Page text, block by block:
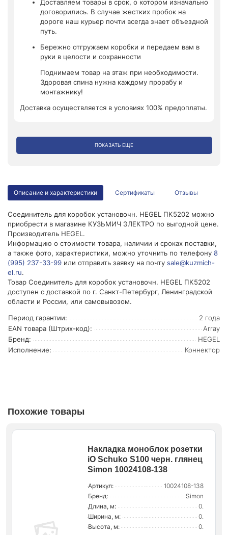
Доставляем товары в срок, о котором изначально
договорились. В случае жестких пробок на
дороге наш курьер почти всегда знает объездной
путь.
Бережно отгружаем коробки и передаем вам в
руки в целости и сохранности
Поднимаем товар на этаж при необходимости.
Здоровая спина нужна каждому прорабу и
монтажнику!
Доставка осуществляется в условиях 100% предоплаты.
ПОКАЗАТЬ ЕЩЕ
Описание и характеристики Сертификаты Отзывы
Соединитель для коробок установочн. HEGEL ПК5202 можно
приобрести в магазине КУЗЬМИЧ ЭЛЕКТРО по выгодной цене.
Производитель HEGEL.
Информацию о стоимости товара, наличии и сроках поставки,
а также фото, характеристики, можно уточнить по телефону 8
(995) 237-33-99 или отправить заявку на почту sale@kuzmich-
el.ru.
Товар Соединитель для коробок установочн. HEGEL ПК5202
доступен с доставкой по г. Санкт-Петербург, Ленинградской
области и России, или самовывозом.
Период гарантии:
2 года
EAN товара (Штрих-код):
Array
Бренд:
HEGEL
Исполнение:
Коннектор
Похожие товары
Накладка моноблок розетки
iO Schuko S100 черн. глянец
Simon 10024108-138
Артикул:
10024108-138
Бренд:
Simon
Длина, м:
0.
Ширина, м:
0.
Высота, м:
0.